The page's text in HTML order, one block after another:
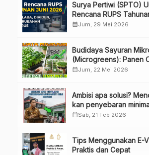
Surya Pertiwi (SPTO)
Rencana RUPS
Bahas Penggunaan
calendar_monthJum, 29 Mei 2026
Budidaya Sayuran
(Microgreens): Panen
Besar
calendar_monthJum, 22 Mei 2026
Ambisi apa solusi?
kan penyebaran
kopdes.
calendar_monthSab, 21 Feb 2026
Tips Menggunakan E-
Praktis dan Cepat